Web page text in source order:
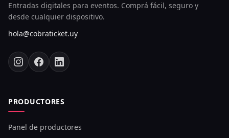
Entradas digitales para eventos. Comprá fácil, seguro y
desde cualquier dispositivo.
hola@cobraticket.uy
PRODUCTORES
Panel de productores